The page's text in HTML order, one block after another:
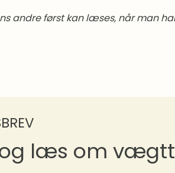
andre først kan læses, når man
og læs om